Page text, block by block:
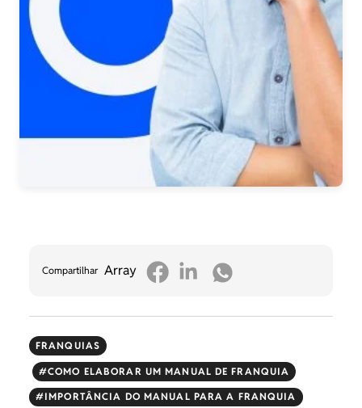
Compartilhar Array
FRANQUIAS
COMO ELABORAR UM MANUAL DE FRANQUIA
IMPORTÂNCIA DO MANUAL PARA A FRANQUIA